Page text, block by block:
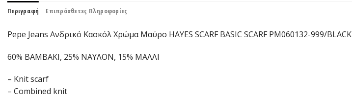
Περιγραφή Επιπρόσθετες Πληροφορίες
Pepe Jeans Ανδρικό Κασκόλ Χρώμα Μαύρο HAYES SCARF BASIC SCARF PM060132-999/BLACK
60% ΒΑΜΒΑΚΙ, 25% ΝΑΥΛΟΝ, 15% ΜΑΛΛΙ
– Knit scarf
– Combined knit